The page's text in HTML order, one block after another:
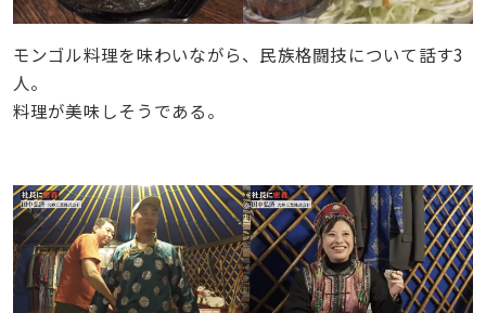
モンゴル料理を味わいながら、民族格闘技について話す3
人。
料理が美味しそうである。